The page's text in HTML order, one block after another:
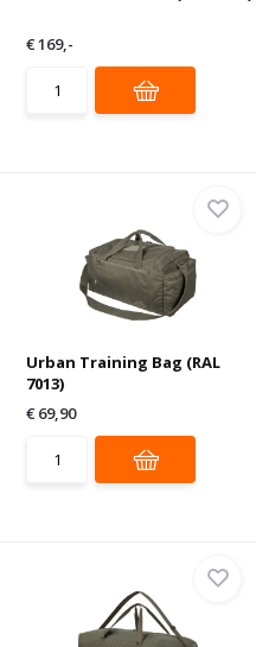
€ 169,-
Urban Training Bag (RAL
7013)
€ 69,90